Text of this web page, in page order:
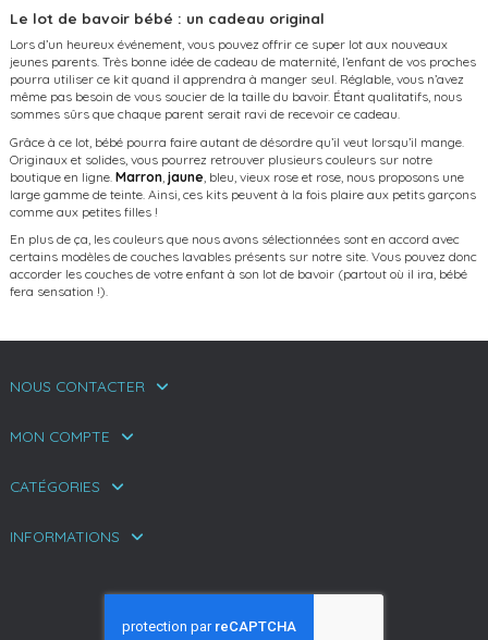
Le lot de bavoir bébé : un cadeau original
Lors d’un heureux événement, vous pouvez offrir ce super lot aux nouveaux
jeunes parents. Très bonne idée de cadeau de maternité, l’enfant de vos proches
pourra utiliser ce kit quand il apprendra à manger seul. Réglable, vous n’avez
même pas besoin de vous soucier de la taille du bavoir. Étant qualitatifs, nous
sommes sûrs que chaque parent serait ravi de recevoir ce cadeau.
Grâce à ce lot, bébé pourra faire autant de désordre qu’il veut lorsqu’il mange.
Originaux et solides, vous pourrez retrouver plusieurs couleurs sur notre
boutique en ligne. Marron jaune , bleu, vieux rose et rose, nous proposons une
large gamme de teinte. Ainsi, ces kits peuvent à la fois plaire aux petits garçons
comme aux petites filles !
En plus de ça, les couleurs que nous avons sélectionnées sont en accord avec
certains modèles de couches lavables présents sur notre site. Vous pouvez donc
accorder les couches de votre enfant à son lot de bavoir (partout où il ira, bébé
fera sensation !).
NOUS CONTACTER
MON COMPTE
CATÉGORIES
INFORMATIONS